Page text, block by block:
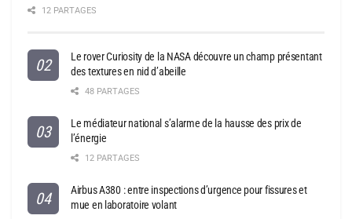
12 PARTAGES
Le rover Curiosity de la NASA découvre un champ présentant
des textures en nid d’abeille
48 PARTAGES
Le médiateur national s’alarme de la hausse des prix de
l’énergie
12 PARTAGES
Airbus A380 : entre inspections d’urgence pour fissures et
mue en laboratoire volant